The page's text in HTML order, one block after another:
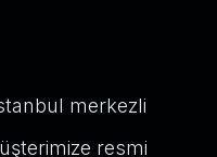
merkezli
resmi